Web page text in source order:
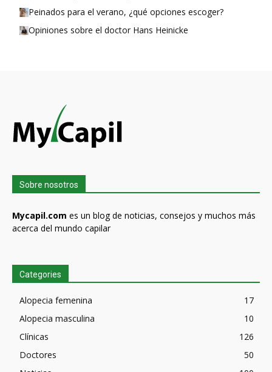
Peinados para el verano, ¿qué opciones escoger?
Opiniones sobre el doctor Hans Heinicke
Sobre nosotros
Mycapil.com es un blog de noticias, consejos y muchos más
acerca del mundo capilar
Categories
Alopecia femenina
17
Alopecia masculina
10
Clínicas
126
Doctores
50